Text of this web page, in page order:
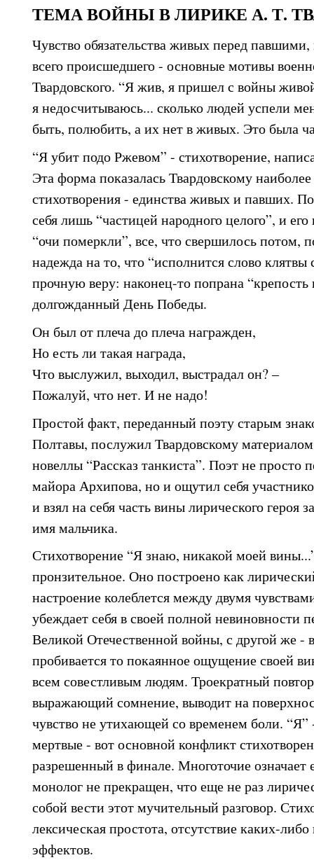
ТЕМА ВОЙНЫ В ЛИРИКЕ А. Т.
Чувство обязательства живых перед
всего происшедшего - основные мотивы
Твардовского. “Я жив, я пришел с войны
я недосчитываюсь... сколько людей успели
быть, полюбить, а их нет в живых. Это была
“Я убит подо Ржевом” - стихотворение,
Эта форма показалась Твардовскому
стихотворения - единства живых и павших.
себя лишь “частицей народного целого”, и
“очи померкли”, все, что свершилось потом,
надежда на то, что “исполнится слово клятвы
прочную веру: наконец-то попрана “крепость
долгожданный День Победы.
Он был от плеча до плеча награжден,
Но есть ли такая награда,
Что выслужил, выходил, выстрадал он? –
Пожалуй, что нет. И не надо!
Простой факт, переданный поэту старым
Полтавы, послужил Твардовскому
новеллы “Рассказ танкиста”. Поэт не просто
майора Архипова, но и ощутил себя
и взял на себя часть вины лирического героя
имя мальчика.
Стихотворение “Я знаю, никакой моей
пронзительное. Оно построено как
настроение колеблется между двумя
убеждает себя в своей полной невиновности
Великой Отечественной войны, с другой же -
пробивается то покаянное ощущение своей
всем совестливым людям. Троекратный
выражающий сомнение, выводит на
чувство не утихающей со временем боли.
мертвые - вот основной конфликт
разрешенный в финале. Многоточие означает
монолог не прекращен, что еще не раз
собой вести этот мучительный разговор.
лексическая простота, отсутствие каких-
эффектов.